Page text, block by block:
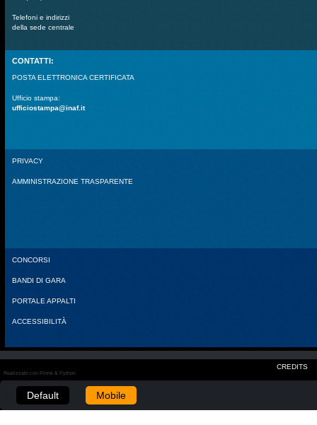
Telefoni e indirizzi
della sede centrale
CONTATTI:
POSTA ELETTRONICA CERTIFICATA
Ufficio stampa:
ufficiostampa@inaf.it
PRIVACY
AMMINISTRAZIONE TRASPARENTE
CONCORSI
BANDI DI GARA
PORTALE APPALTI
ACCESSIBILITÀ
CREDITS
Realizzato con Plone & Python
Default Mobile